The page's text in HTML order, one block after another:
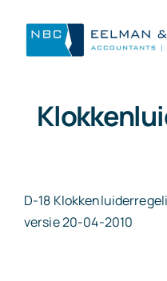
inhoud
Mijn NBC
D-18
versie 20-04-2010